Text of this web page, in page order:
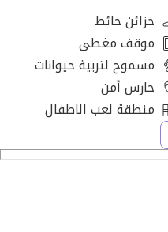
بك
خزائن حائط
موقف مغطى
مسموح لتربية حيوانات
حارس أمن
منطقة لعب الاطفال